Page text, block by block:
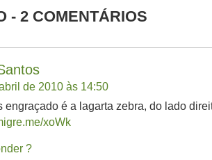
- 2 COMENTÁRIOS
de 2010 às 14:50
engraçado é a lagarta zebra, do lado
xoWk